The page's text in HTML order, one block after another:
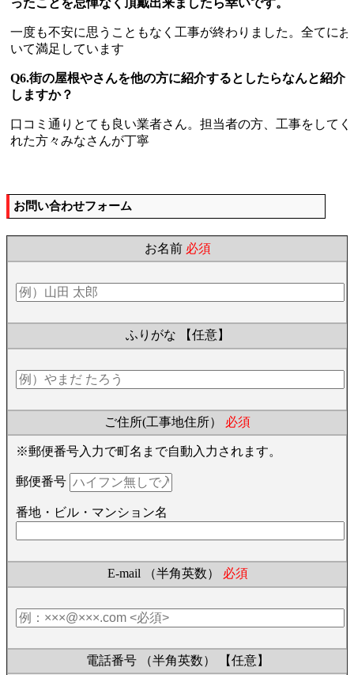
一度も不安に思うこともなく工事が終わりました。全てにお
いて満足しています
Q6.街の屋根やさんを他の方に紹介するとしたらなんと紹介
しますか？
口コミ通りとても良い業者さん。担当者の方、工事をしてく
れた方々みなさんが丁寧
お問い合わせフォーム
お名前 必須
ふりがな 【任意】
ご住所(工事地住所） 必須
※郵便番号入力で町名まで自動入力されます。
郵便番号
番地・ビル・マンション名
E-mail （半角英数） 必須
電話番号 （半角英数） 【任意】